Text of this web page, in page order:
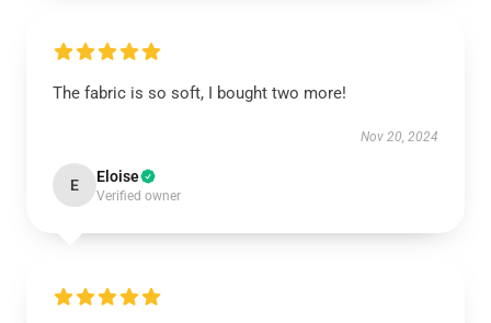
The fabric is so soft, I bought two more!
Nov 20, 2024
E Eloise
Verified owner